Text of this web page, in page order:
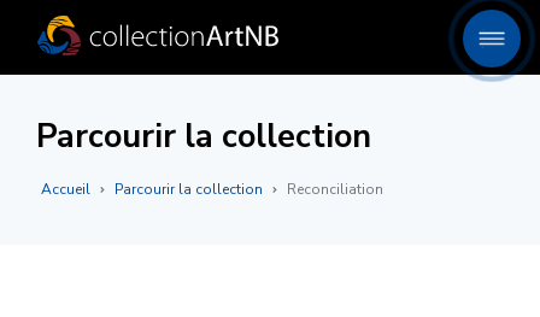
Parcourir la collection
Accueil Parcourir la collection Reconciliation